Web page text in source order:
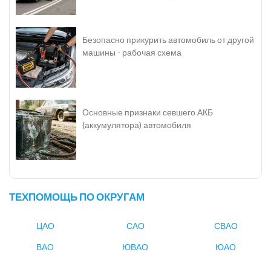
Безопасно прикурить автомобиль от другой
машины - рабочая схема
Основные признаки севшего АКБ
(аккумулятора) автомобиля
ТЕХПОМОЩЬ ПО ОКРУГАМ
ЦАО САО СВАО
ВАО ЮВАО ЮАО